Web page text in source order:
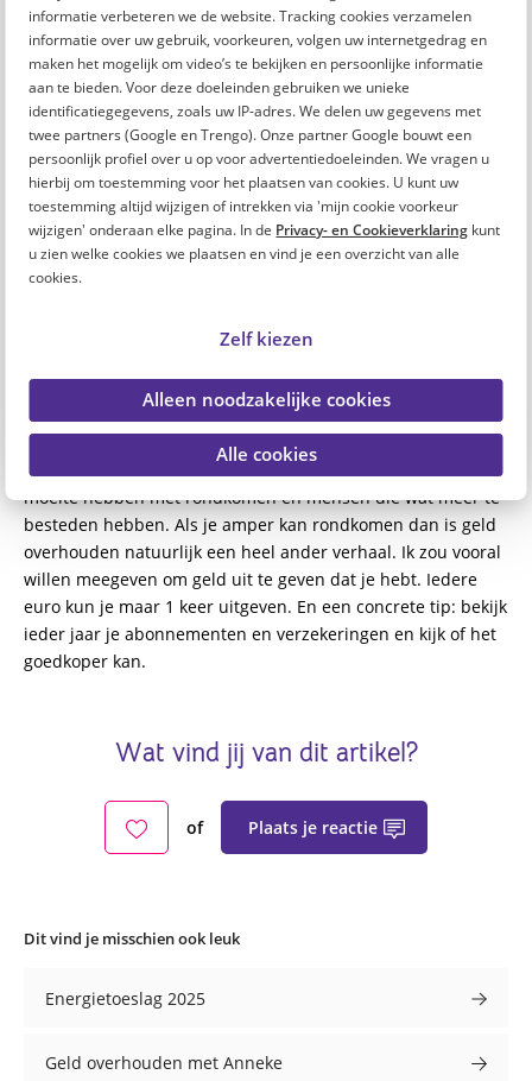
informatie verbeteren we de website. Tracking cookies verzamelen
informatie over uw gebruik, voorkeuren, volgen uw internetgedrag en
maken het mogelijk om video’s te bekijken en persoonlijke informatie
aan te bieden. Voor deze doeleinden gebruiken we unieke
identificatiegegevens, zoals uw IP-adres. We delen uw gegevens met
twee partners (Google en Trengo). Onze partner Google bouwt een
persoonlijk profiel over u op voor advertentiedoeleinden. We vragen u
hierbij om toestemming voor het plaatsen van cookies. U kunt uw
toestemming altijd wijzigen of intrekken via 'mijn cookie voorkeur
wijzigen' onderaan elke pagina. In de Privacy- en Cookieverklaring kunt
u zien welke cookies we plaatsen en vind je een overzicht van alle
cookies.
Zelf kiezen
Alleen noodzakelijke cookies
Alle cookies
stuk. Gelukkig vond ik daarna alsnog een goed exemplaar.
En van de week heb ik een nieuwe bril gekocht, maar die
was ook niet helemaal naar verwachting.
Heb je op dit moment een
spaardoel? Zo ja, wat is dat?
Ja, ik wil graag 1 of 2 jaar eerder stoppen met werken. Ik
spaar om deze jaren te overbruggen.
Wat is jouw ultieme tip voor oud-
zorgcollega’s om geld over te
houden?
Hierin zie ik wel echt verschillen tussen mensen die echt
moeite hebben met rondkomen en mensen die wat meer te
besteden hebben. Als je amper kan rondkomen dan is geld
overhouden natuurlijk een heel ander verhaal. Ik zou vooral
willen meegeven om geld uit te geven dat je hebt. Iedere
euro kun je maar 1 keer uitgeven. En een concrete tip: bekijk
ieder jaar je abonnementen en verzekeringen en kijk of het
goedkoper kan.
Wat vind jij van dit artikel?
of Plaats je reactie
Dit vind je misschien ook leuk
Energietoeslag 2025
Geld overhouden met Anneke